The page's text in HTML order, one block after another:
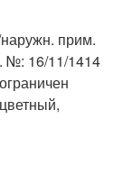
прим.
№: 16/11/1414